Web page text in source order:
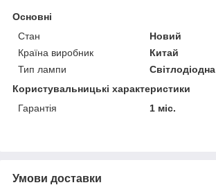
Основні
Стан
Новий
Країна виробник
Китай
Тип лампи
Світлодіодна
Користувальницькі характеристики
Гарантія
1 міс.
Умови доставки